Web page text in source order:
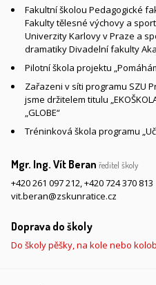
Fakultní školou Pedagogické
Fakulty tělesné výchovy a
Univerzity Karlovy v Praze a
dramatiky Divadelní fakulty
Pilotní škola projektu
Zařazeni v síti programu SZU
jsme držitelem titulu
„GLOBE“
Tréninková škola programu
Mgr. Ing. Vít Beran ředitel školy
+420 261 097 212,+420 724 370 813
vit.beran@zskunratice.cz
Doprava do školy
Do školy pěšky, na kole nebo